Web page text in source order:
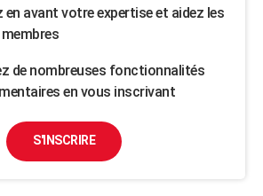
en avant votre expertise et aidez les
de nombreuses fonctionnalités
en vous inscrivant
S'INSCRIRE